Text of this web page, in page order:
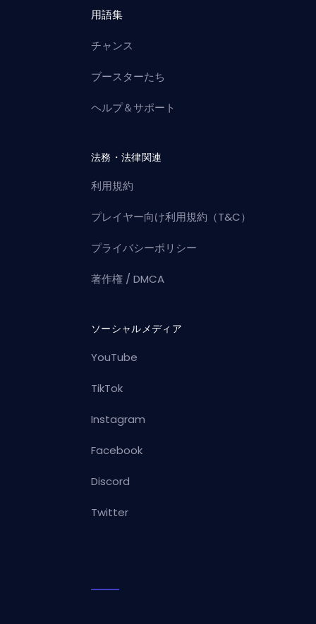
用語集
チャンス
ブースターたち
ヘルプ＆サポート
法務・法律関連
利用規約
プレイヤー向け利用規約（T&C）
プライバシーポリシー
著作権 / DMCA
ソーシャルメディア
YouTube
TikTok
Instagram
Facebook
Discord
Twitter